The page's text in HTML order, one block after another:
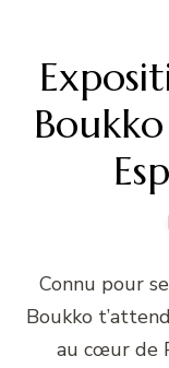
Connu pour
Boukko
au cœur de